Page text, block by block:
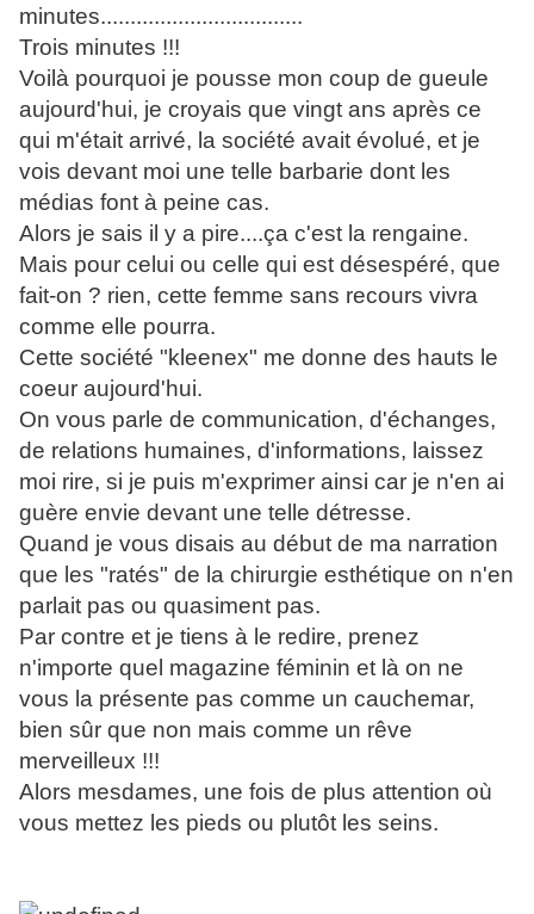
minutes..................................
Trois minutes !!!
Voilà pourquoi je pousse mon coup de gueule
aujourd'hui, je croyais que vingt ans après ce
qui m'était arrivé, la société avait évolué, et je
vois devant moi une telle barbarie dont les
médias font à peine cas.
Alors je sais il y a pire....ça c'est la rengaine.
Mais pour celui ou celle qui est désespéré, que
fait-on ? rien, cette femme sans recours vivra
comme elle pourra.
Cette société "kleenex" me donne des hauts le
coeur aujourd'hui.
On vous parle de communication, d'échanges,
de relations humaines, d'informations, laissez
moi rire, si je puis m'exprimer ainsi car je n'en ai
guère envie devant une telle détresse.
Quand je vous disais au début de ma narration
que les "ratés" de la chirurgie esthétique on n'en
parlait pas ou quasiment pas.
Par contre et je tiens à le redire, prenez
n'importe quel magazine féminin et là on ne
vous la présente pas comme un cauchemar,
bien sûr que non mais comme un rêve
merveilleux !!!
Alors mesdames, une fois de plus attention où
vous mettez les pieds ou plutôt les seins.